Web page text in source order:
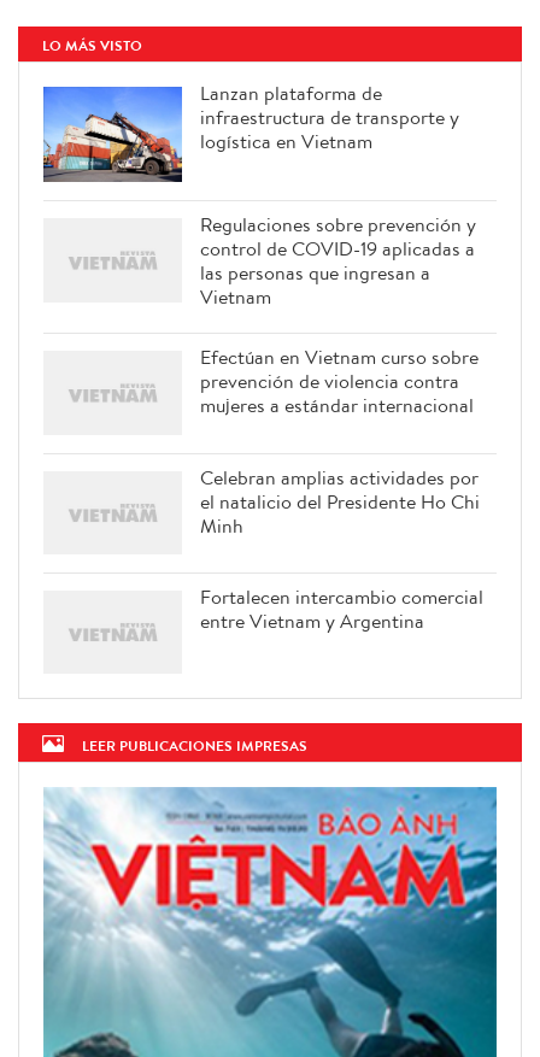
LO MÁS VISTO
Lanzan plataforma de
infraestructura de transporte y
logística en Vietnam
Regulaciones sobre prevención y
control de COVID-19 aplicadas a
las personas que ingresan a
Vietnam
Efectúan en Vietnam curso sobre
prevención de violencia contra
mujeres a estándar internacional
Celebran amplias actividades por
el natalicio del Presidente Ho Chi
Minh
Fortalecen intercambio comercial
entre Vietnam y Argentina
LEER PUBLICACIONES IMPRESAS